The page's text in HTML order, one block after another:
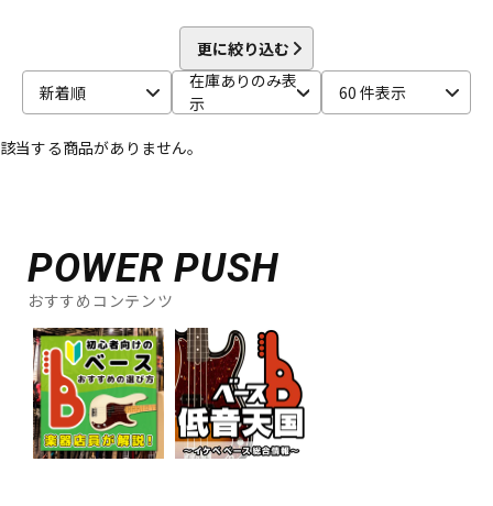
エレキギター アコギ/エレアコ
ベース
キーボード
管楽器
アンプ
更に絞り込む
新着順
在庫ありのみ表
示
60 件表示
該当する商品がありません。
POWER PUSH
おすすめコンテンツ